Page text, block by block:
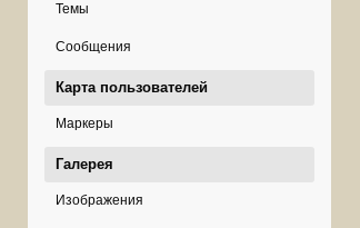
Темы
Сообщения
Карта пользователей
Маркеры
Галерея
Изображения